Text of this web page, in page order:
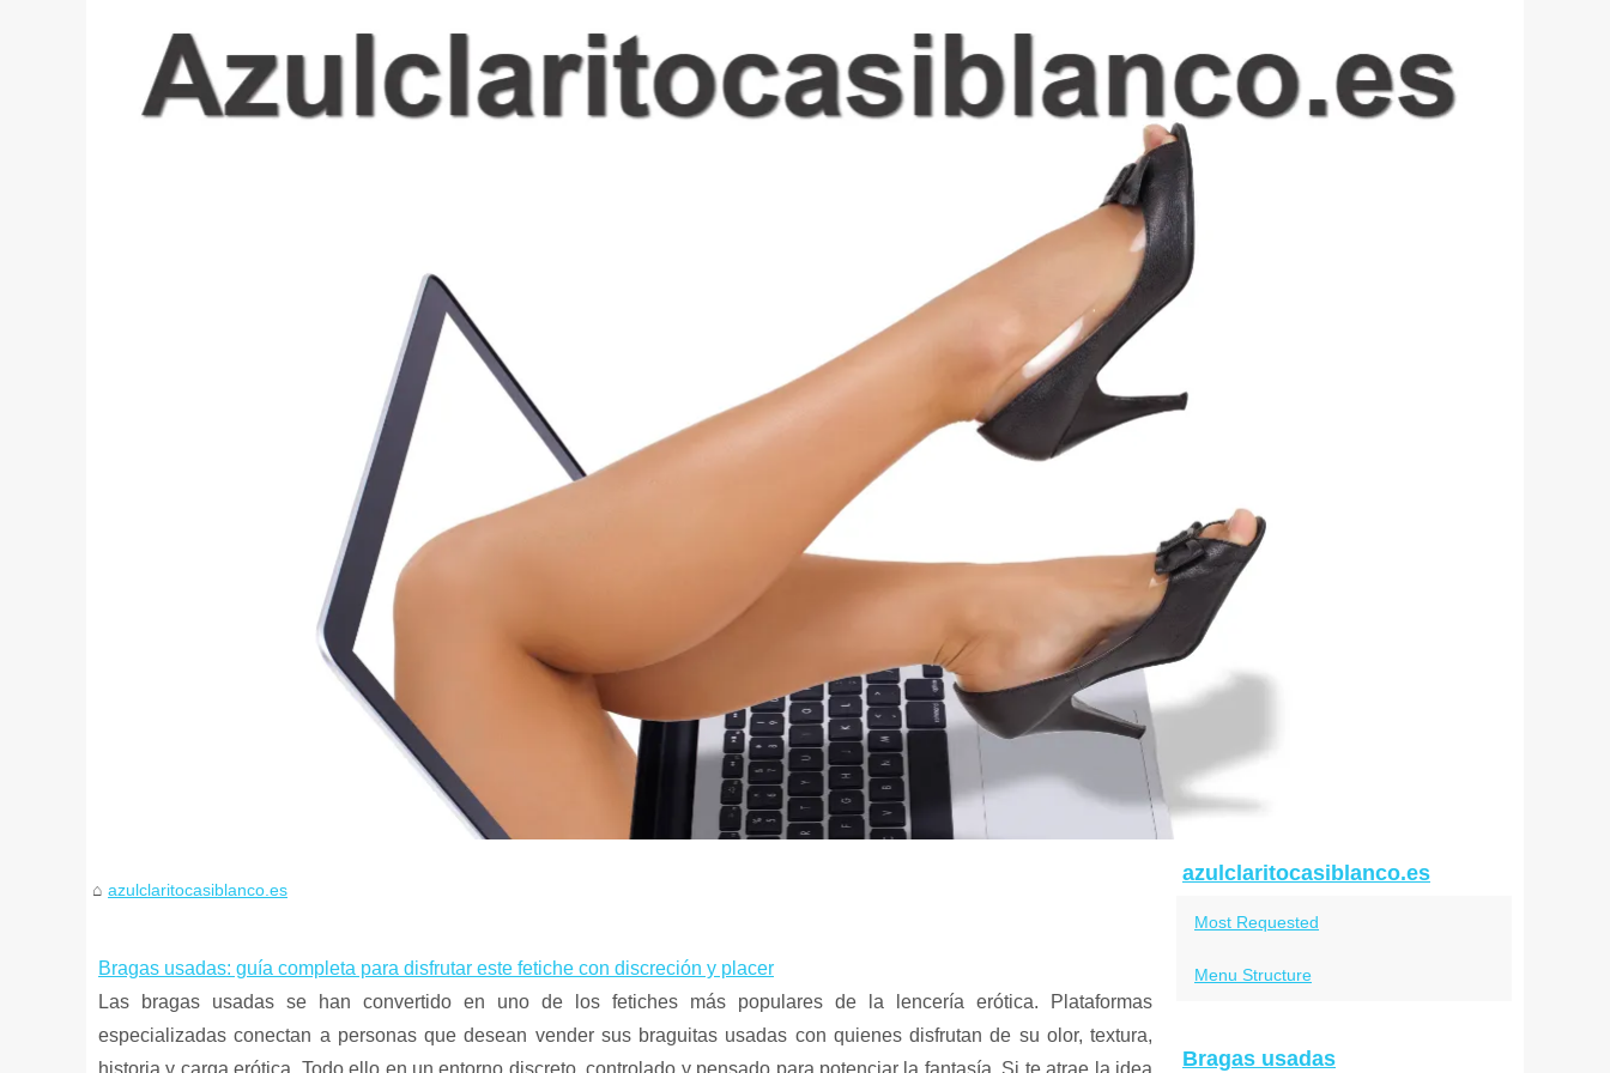
azulclaritocasiblanco.es
Bragas usadas: guía completa para disfrutar este fetiche con discreción y placer
Las bragas usadas se han convertido en uno de los fetiches más populares de la lencería erótica. Plataformas
especializadas conectan a personas que desean vender sus braguitas usadas con quienes disfrutan de su olor, textura,
historia y carga erótica. Todo ello en un entorno discreto, controlado y pensado para potenciar la fantasía. Si te atrae la idea
azulclaritocasiblanco.es
Most Requested
Menu Structure
Bragas usadas